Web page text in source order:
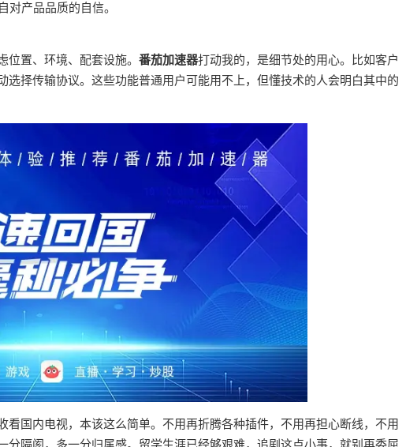
对产品品质的自信。
置、环境、配套设施。 番茄加速器打动我的，是细节处的用心。比如客户
择传输协议。这些功能普通用户可能用不上，但懂技术的人会明白其中的
国内电视，本该这么简单。不用再折腾各种插件，不用再担心断线，不用